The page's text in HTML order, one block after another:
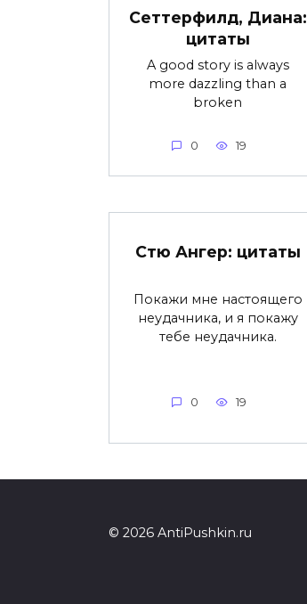
Сеттерфилд, Диана:
цитаты
A good story is always
more dazzling than a
broken
0 19
Стю Ангер: цитаты
Покажи мне настоящего
неудачника, и я покажу
тебе неудачника.
0 19
© 2026 AntiPushkin.ru